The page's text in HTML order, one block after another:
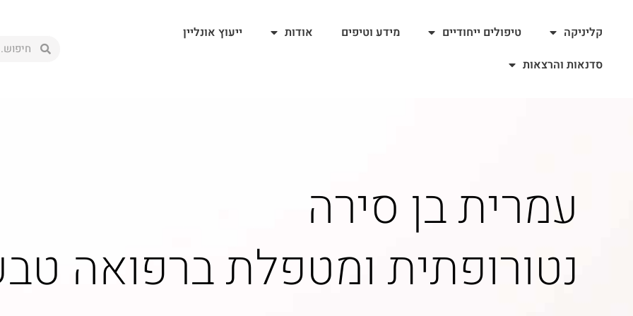
קליניקה טיפולים ייחודיים מידע וטיפים אודות
ייעוץ אונליין
סדנאות והרצאות
עמרית בן סירה
נטורופתית ומטפלת ברפואה